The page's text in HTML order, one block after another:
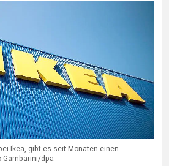
Ikea, gibt es seit Monaten einen
Gambarini/dpa